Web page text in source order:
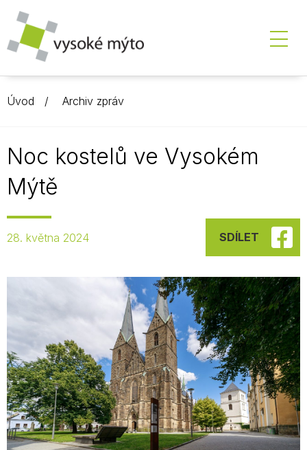
Úvod Archiv zpráv
Noc kostelů ve Vysokém
Mýtě
28. května 2024 SDÍLET